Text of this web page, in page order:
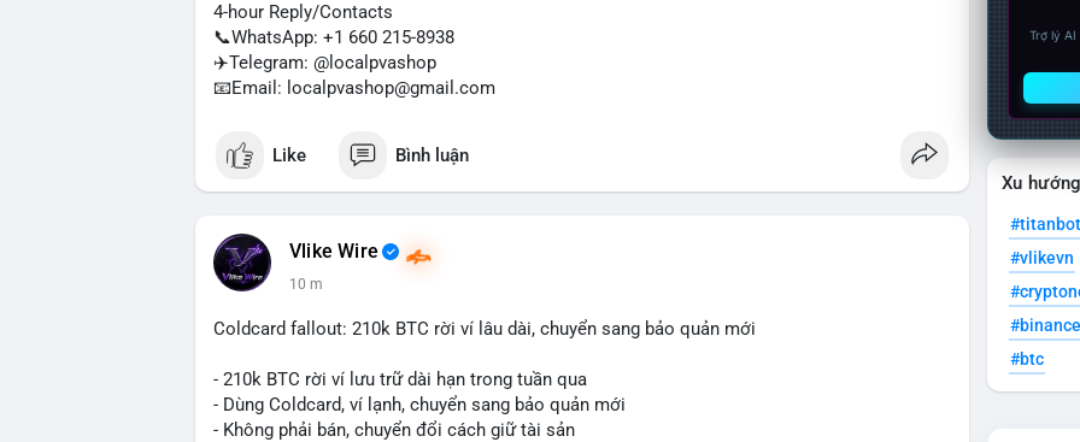
4-hour Reply/Contacts
📞WhatsApp: +1 660 215-8938
✈️Telegram: @localpvashop
📧Email: localpvashop@gmail.com
Like Bình luận
Vlike Wire
11 m
Coldcard fallout: 210k BTC rời ví lâu dài, chuyển sang bảo quản mới
- 210k BTC rời ví lưu trữ dài hạn trong tuần qua
- Dùng Coldcard, ví lạnh, chuyển sang bảo quản mới
- Không phải bán, chuyển đổi cách giữ tài sản
Trợ lý
Xu
#titanbot
#vlikevn
#btc